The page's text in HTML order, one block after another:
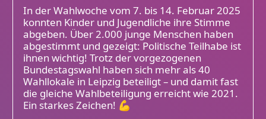
In der Wahlwoche vom 7. bis 14. Februar 2025
konnten Kinder und Jugendliche ihre Stimme
abgeben. Über 2.000 junge Menschen haben
abgestimmt und gezeigt: Politische Teilhabe ist
ihnen wichtig! Trotz der vorgezogenen
Bundestagswahl haben sich mehr als 40
Wahllokale in Leipzig beteiligt – und damit fast
die gleiche Wahlbeteiligung erreicht wie 2021.
Ein starkes Zeichen! 💪